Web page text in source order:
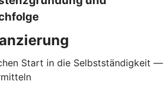
Start in die Selbstständigkeit —